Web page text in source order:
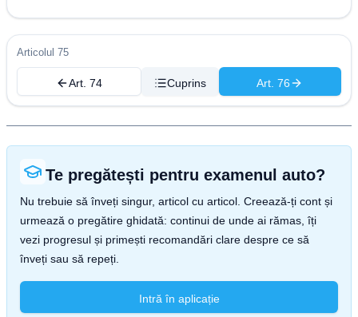
Articolul 75
Art. 74 Cuprins Art. 76
Te pregătești pentru examenul auto?
Nu trebuie să înveți singur, articol cu articol. Creează-ți cont și
urmează o pregătire ghidată: continui de unde ai rămas, îți
vezi progresul și primești recomandări clare despre ce să
înveți sau să repeți.
Intră în aplicație